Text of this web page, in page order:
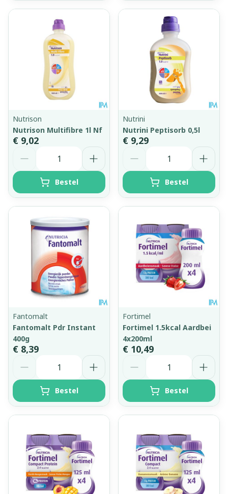
Nutrison
Nutrison Multifibre 1l Nf
€ 9,02
Bestel
Nutrini
Nutrini Peptisorb 0,5l
€ 9,29
Bestel
Fantomalt
Fantomalt Pdr Instant
400g
€ 8,39
Bestel
Fortimel
Fortimel 1.5kcal Aardbei
4x200ml
€ 10,49
Bestel